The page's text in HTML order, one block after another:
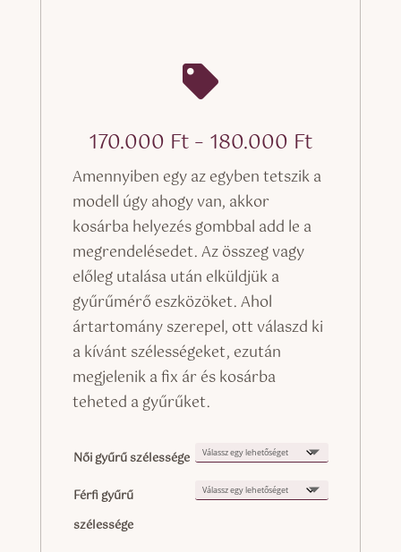

170.000 Ft– 180.000 Ft
170.000
-
Amennyiben egy az egyben tetszik a
modell úgy ahogy van, akkor
kosárba helyezés gombbal add le a
megrendelésedet. Az összeg vagy
előleg utalása után elküldjük a
gyűrűmérő eszközöket. Ahol
ártartomány szerepel, ott válaszd ki
a kívánt szélességeket, ezután
megjelenik a fix ár és kosárba
teheted a gyűrűket.
Női gyűrű szélessége
Férfi gyűrű
szélessége